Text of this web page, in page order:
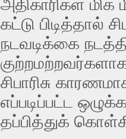
அதிகாரிகள்
கட்டு பிடித்தால்
நடவடிக்கை
சிபாரிசு
எப்படிப்பட்ட
தப்பித்துக்